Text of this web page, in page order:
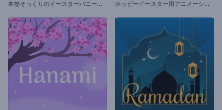
本
物そっくりのイースターバニーのオープニング動画 ホ
ッピーイースター用アニメーション